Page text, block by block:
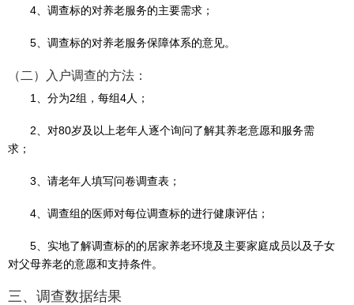
4、调查标的对养老服务的主要需求；
5、调查标的对养老服务保障体系的意见。
​​（二）入户调查的方法：
1、分为2组，每组4人；
​2、对80岁及以上老年人逐个询问了解其养老意愿和服务需
求；
3、请老年人填写问卷调查表；
​4、调查组的医师对每位调查标的进行健康评估；
5、实地了解调查标的的居家养老环境及主要家庭成员以及子女
对父母养老的意愿和支持条件。
三、调查数据结果